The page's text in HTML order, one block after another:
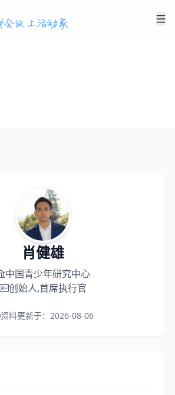
肖健雄
中国青少年研究中心
创始人,首席执行官
资料更新于： 2026-08-06